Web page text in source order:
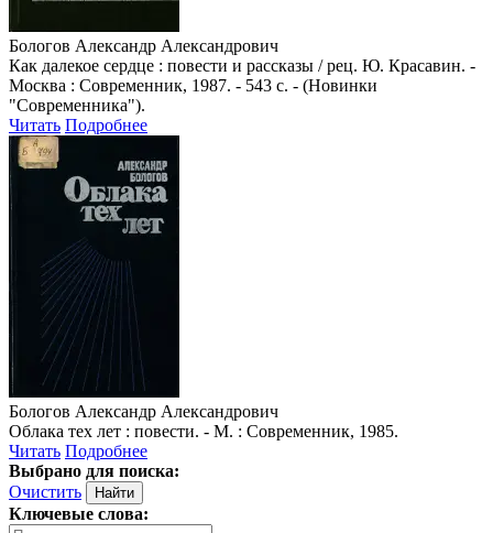
Бологов Александр Александрович
Как далекое сердце : повести и рассказы / рец. Ю. Красавин. -
Москва : Современник, 1987. - 543 с. - (Новинки
"Современника").
Читать Подробнее
Бологов Александр Александрович
Облака тех лет : повести. - М. : Современник, 1985.
Читать Подробнее
Выбрано для поиска:
Очистить
Ключевые слова: